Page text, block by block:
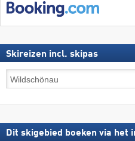
Skireizen incl. skipas
Skireizen
incl.
Dit skigebied boeken via het